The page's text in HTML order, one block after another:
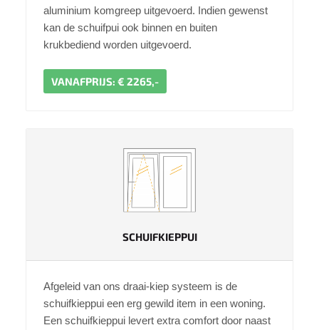
aluminium komgreep uitgevoerd. Indien gewenst
kan de schuifpui ook binnen en buiten
krukbediend worden uitgevoerd.
VANAFPRIJS: € 2265,-
SCHUIFKIEPPUI
Afgeleid van ons draai-kiep systeem is de
schuifkieppui een erg gewild item in een woning.
Een schuifkieppui levert extra comfort door naast